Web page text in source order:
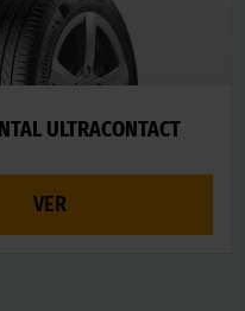
ULTRACONTACT
VER